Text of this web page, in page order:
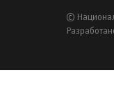
©